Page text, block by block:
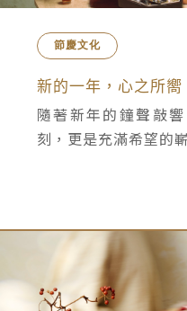
節慶文化
新的一年，心之所
隨著新年的鐘聲敲
刻，更是充滿希望的